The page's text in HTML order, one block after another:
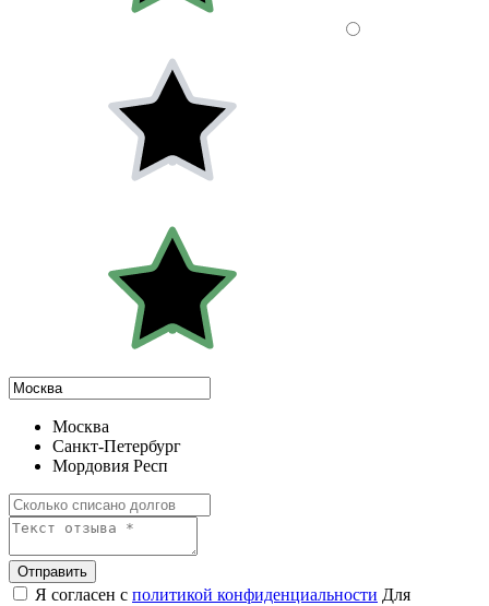
Москва
Санкт-Петербург
Мордовия Респ
Отправить
Я согласен с политикой конфиденциальности Для